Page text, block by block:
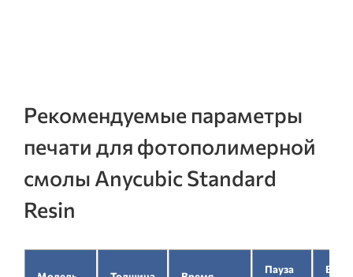
Рекомендуемые параметры
печати для фотополимерной
смолы Anycubic Standard
Resin
Пауза